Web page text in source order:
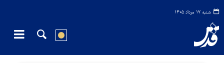
شنبه ۱۷ مرداد ۱۴۰۵